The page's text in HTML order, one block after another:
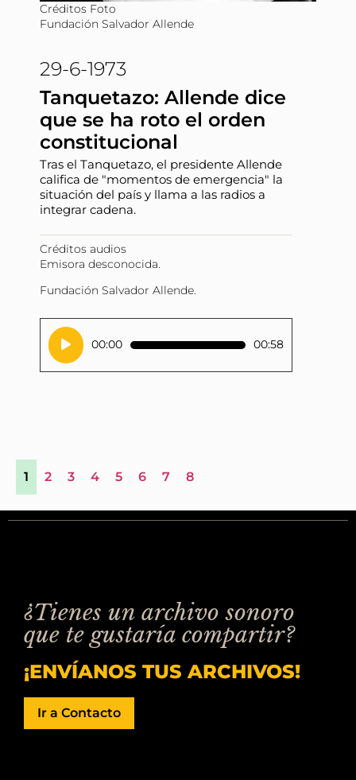
29-6-1973
Tanquetazo: Allende dice
que se ha roto el orden
constitucional
Tras el Tanquetazo, el presidente Allende
califica de "momentos de emergencia" la
situación del país y llama a las radios a
integrar cadena.
Créditos audios
Emisora desconocida.
Fundación Salvador Allende.
Reproductor
de
audio
00:00 00:58
Créditos Foto
Fundación Salvador Allende
1 2 3 4 5 6 7 8
¿Tienes un archivo sonoro
que te gustaría compartir?
¡ENVÍANOS TUS ARCHIVOS!
Ir a Contacto